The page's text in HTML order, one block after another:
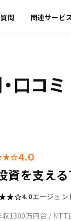
問 関連サービ
口コミ
4.0
資を支え
4.0エージェン
収1300万円台 / NTT